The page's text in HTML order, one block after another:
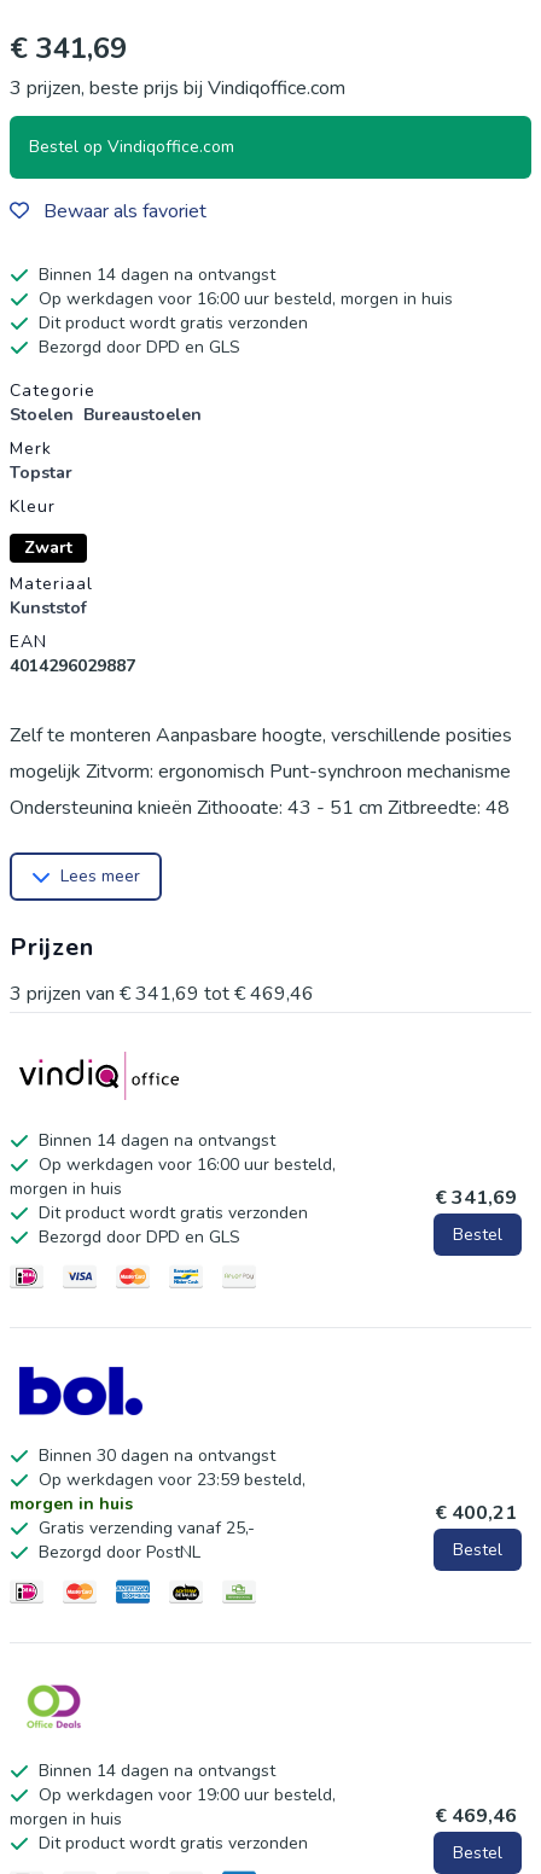
€ 341,69
3 prijzen, beste prijs bij Vindiqoffice.com
Bestel op Vindiqoffice.com
Bewaar als favoriet
Binnen 14 dagen na ontvangst
Op werkdagen voor 16:00 uur besteld, morgen in huis
Dit product wordt gratis verzonden
Bezorgd door DPD en GLS
Productgegevens
Categorie
Stoelen Bureaustoelen
Merk
Topstar
Kleur
Zwart
Materiaal
Kunststof
EAN
4014296029887
Zelf te monteren Aanpasbare hoogte, verschillende posities
mogelijk Zitvorm: ergonomisch Punt-synchroon mechanisme
Ondersteuning knieën Zithoogte: 43 - 51 cm Zitbreedte: 48
stock Gemakkelijkte monteren Inclusief set wielen
Lees meer
Prijzen
3 prijzen van € 341,69 tot€ 469,46
Binnen 14 dagen na ontvangst
Op werkdagen voor 16:00 uur besteld,
morgen in huis
Dit product wordt gratis verzonden
Bezorgd door DPD en GLS
€ 341,69
Bestel
Binnen 30 dagen na ontvangst
Op werkdagen voor 23:59 besteld,
morgen in huis
Gratis verzending vanaf 25,-
Bezorgd door PostNL
€ 400,21
Bestel
Binnen 14 dagen na ontvangst
Op werkdagen voor 19:00 uur besteld,
morgen in huis
Dit product wordt gratis verzonden
€ 469,46
Bestel